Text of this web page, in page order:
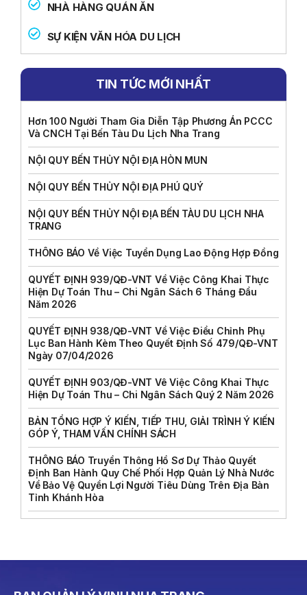
NHÀ HÀNG QUÁN ĂN
SỰ KIỆN VĂN HÓA DU LỊCH
TIN TỨC MỚI NHẤT
Hơn 100 Người Tham Gia Diễn Tập Phương Án PCCC
Và CNCH Tại Bến Tàu Du Lịch Nha Trang
NỘI QUY BẾN THỦY NỘI ĐỊA HÒN MUN
NỘI QUY BẾN THỦY NỘI ĐỊA PHÚ QUÝ
NỘI QUY BẾN THỦY NỘI ĐỊA BẾN TÀU DU LỊCH NHA
TRANG
THÔNG BÁO Về Việc Tuyển Dụng Lao Động Hợp Đồng
QUYẾT ĐỊNH 939/QĐ-VNT Về Việc Công Khai Thực
Hiện Dự Toán Thu – Chi Ngân Sách 6 Tháng Đầu
Năm 2026
QUYẾT ĐỊNH 938/QĐ-VNT Về Việc Điều Chỉnh Phụ
Lục Ban Hành Kèm Theo Quyết Định Số 479/QĐ-VNT
Ngày 07/04/2026
QUYẾT ĐỊNH 903/QĐ-VNT Vê Việc Công Khai Thực
Hiện Dự Toán Thu – Chi Ngân Sách Quý 2 Năm 2026
BẢN TỔNG HỢP Ý KIẾN, TIẾP THU, GIẢI TRÌNH Ý KIẾN
GÓP Ý, THAM VẤN CHÍNH SÁCH
THÔNG BÁO Truyền Thông Hồ Sơ Dự Thảo Quyết
Định Ban Hành Quy Chế Phối Hợp Quản Lý Nhà Nước
Về Bảo Vệ Quyền Lợi Người Tiêu Dùng Trên Địa Bàn
Tỉnh Khánh Hòa